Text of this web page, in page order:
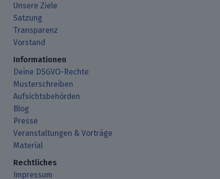
Unsere Ziele
Satzung
Transparenz
Vorstand
Informationen
Deine DSGVO-Rechte
Musterschreiben
Aufsichtsbehörden
Blog
Presse
Veranstaltungen & Vorträge
Material
Rechtliches
Impressum